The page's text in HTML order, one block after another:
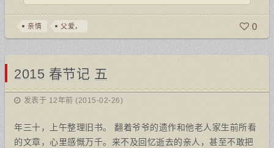
亲情 父爱， 0
2015 春节记 五
发表于 12年前 (2015-02-26)
年三十，上午整理旧书。 翻着爷爷的遗作和他老人家生前所看
的文章，心里感慨万千。来不及回忆逝去的亲人，甚至不敢把